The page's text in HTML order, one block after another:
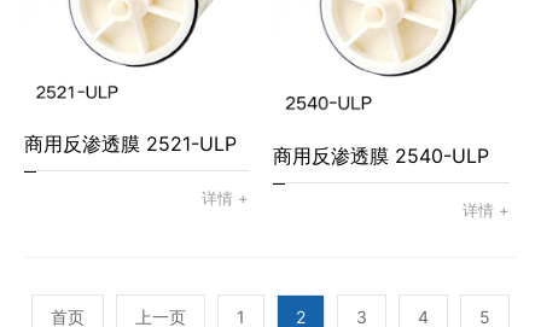
商用反渗透膜 2521-ULP
详情 +
商用反渗透膜 2540-ULP
详情 +
首页 上一页 1 2 3 4 5